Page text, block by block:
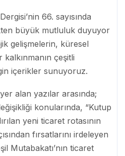
66. sayısında
büyük mutluluk duyuyor
gelişmelerin, küresel
çeşitli
içerikler sunuyoruz.
alan yazılar arasında;
konularında, “Kutup
yeni ticaret rotasının
fırsatlarını irdeleyen
Mutabakatı’nın ticaret